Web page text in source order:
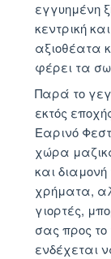
εγγυημένη
κεντρική
αξιοθέατα
φέρει τα
Παρά το
εκτός
Εαρινό
χώρα
και
χρήματα,
γιορτές,
σας προς το
ενδέχεται